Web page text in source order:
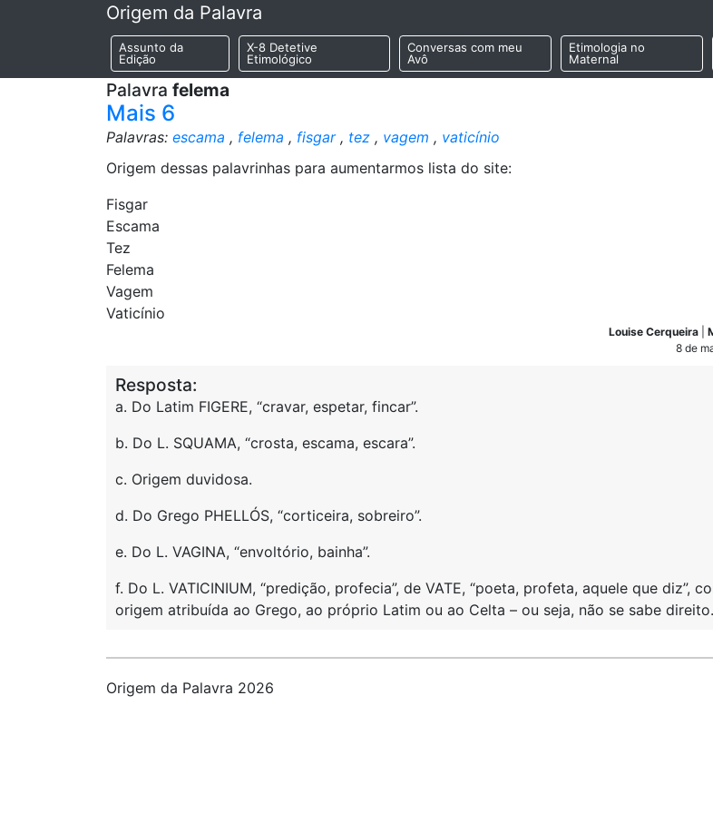
Origem da Palavra
Assunto da
Edição
X-8 Detetive
Etimológico
Conversas com meu
Avô
Etimologia no
Maternal
Palavra felema
Mais 6
Palavras: escama , felema , fisgar, tez , vagem , vaticínio
Origem dessas palavrinhas para aumentarmos lista do site:
Fisgar
Escama
Tez
Felema
Vagem
Vaticínio
Louise Cerqueira
8 de
Resposta:
a. Do Latim FIGERE, “cravar, espetar, fincar”.
b. Do L. SQUAMA, “crosta, escama, escara”.
c. Origem duvidosa.
d. Do Grego PHELLÓS, “corticeira, sobreiro”.
e. Do L. VAGINA, “envoltório, bainha”.
f. Do L. VATICINIUM, “predição, profecia”, de VATE, “poeta, profeta, aquele que diz”,
origem atribuída ao Grego, ao próprio Latim ou ao Celta – ou seja, não se sabe direito.
Origem da Palavra 2026